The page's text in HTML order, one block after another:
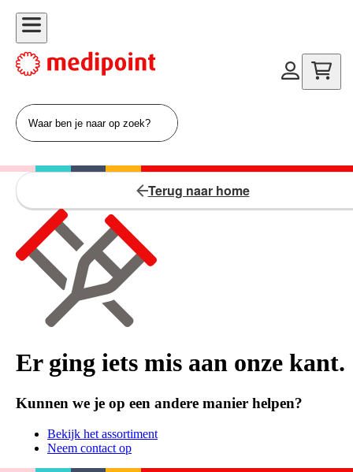
Terug naar home
Er ging iets mis aan onze kant.
Kunnen we je op een andere manier helpen?
Bekijk het assortiment
Neem contact op